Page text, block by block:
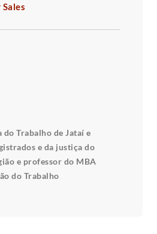
Trabalho de Jataí e
e da justiça do
e professor do MBA
do Trabalho